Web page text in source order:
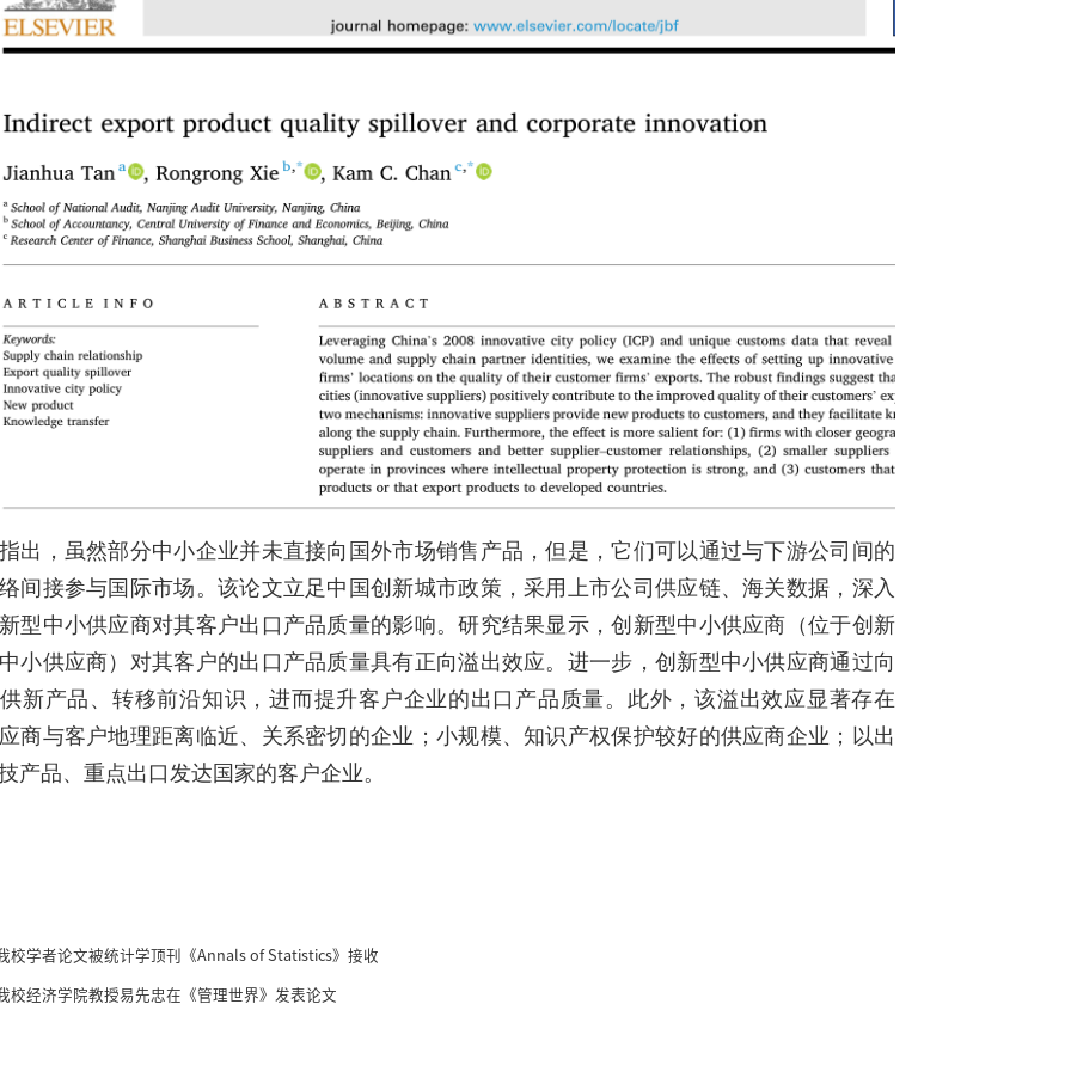
出，虽然部分中小企业并未直接向国外市场销售产品，但是，它们可以通过与下游公司间的
间接参与国际市场。该论文立足中国创新城市政策，采用上市公司供应链、海关数据，深入
型中小供应商对其客户出口产品质量的影响。研究结果显示，创新型中小供应商（位于创新
小供应商）对其客户的出口产品质量具有正向溢出效应。进一步，创新型中小供应商通过向
新产品、转移前沿知识，进而提升客户企业的出口产品质量。此外，该溢出效应显著存在
商与客户地理距离临近、关系密切的企业；小规模、知识产权保护较好的供应商企业；以出
产品、重点出口发达国家的客户企业。
校学者论文被统计学顶刊《Annals of Statistics》接收
校经济学院教授易先忠在《管理世界》发表论文